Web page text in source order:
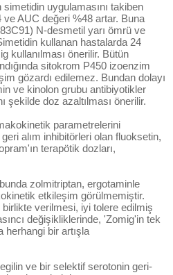
uygulamasını takiben
ve AUC değeri %48 artar. Buna
N-desmetil yarı ömrü ve
kullanan hastalarda 24
kullanılması önerilir. Bütün
sitokrom P450 izoenzim
gözardı edilemez. Bundan dolayı
ve kinolon grubu antibiyotikler
şekilde doz azaltılması önerilir.
parametrelerini
alım inhibitörleri olan fluoksetin,
terapötik dozları,
zolmitriptan, ergotaminle
etkileşim görülmemiştir.
verilmesi, iyi tolere edilmiş
değişikliklerinde, 'Zomig'in tek
herhangi bir artışla
ve bir selektif serotonin geri-